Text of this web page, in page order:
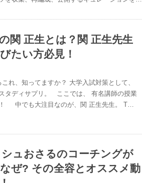
関 正生とは？関 正生先生
たい方必見！
れ、知ってますか？ 大学入試対策として、
タディサプリ。 ここでは、 有名講師の授業
中でも大注目なのが、関 正生先生。 T…
ュおさるのコーチングが
ぜ? その全容とオススメ動